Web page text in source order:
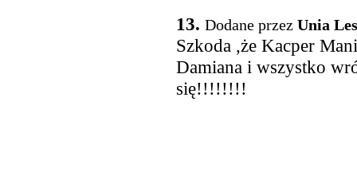
13. Dodane przez Unia
Szkoda ,że Kacper
Damiana i wszystko
się!!!!!!!!